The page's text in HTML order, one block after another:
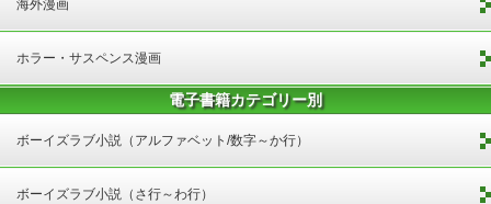
海外漫画
ホラー・サスペンス漫画
電子書籍カテゴリー別
ボーイズラブ小説（アルファベット/数字～か行）
ボーイズラブ小説（さ行～わ行）